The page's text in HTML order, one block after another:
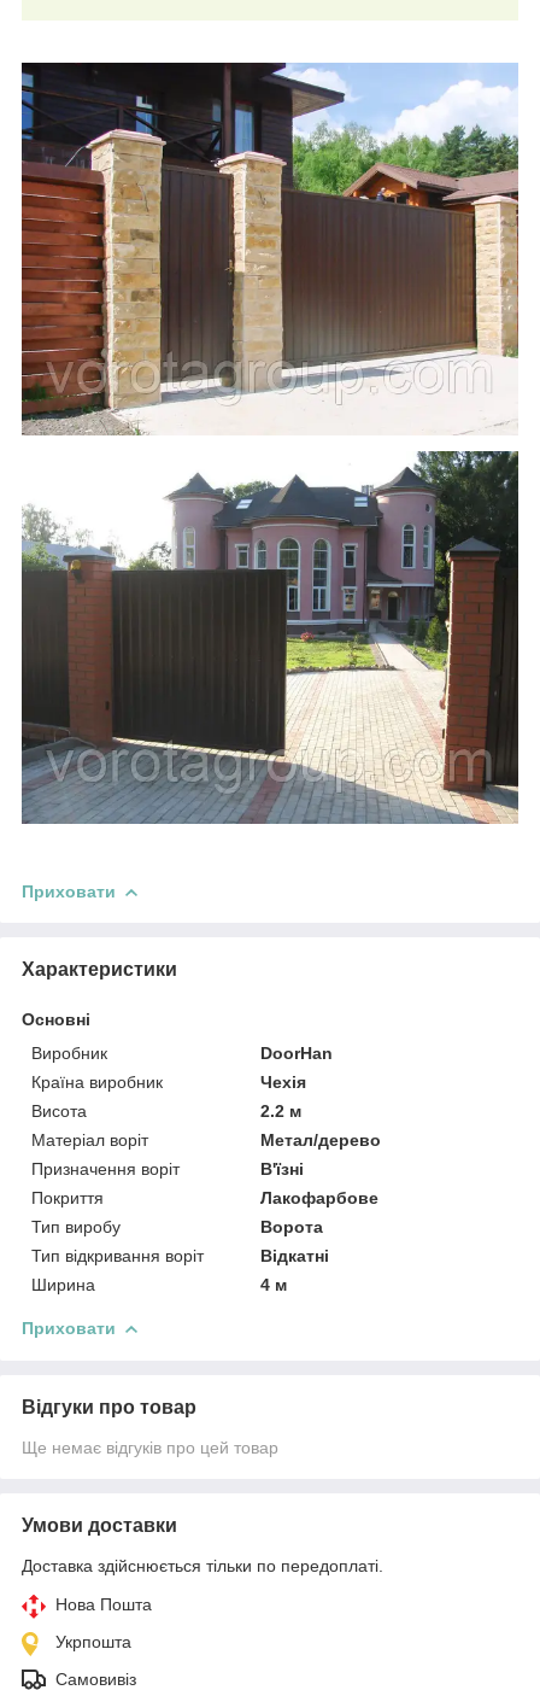
Приховати
Характеристики
Основні
Виробник
DoorHan
Країна виробник
Чехія
Висота
2.2 м
Матеріал воріт
Метал/дерево
Призначення воріт
В'їзні
Покриття
Лакофарбове
Тип виробу
Ворота
Тип відкривання воріт
Відкатні
Ширина
4 м
Приховати
Відгуки про товар
Ще немає відгуків про цей товар
Умови доставки
Доставка здійснюється тільки по передоплаті.
Нова Пошта
Укрпошта
Самовивіз